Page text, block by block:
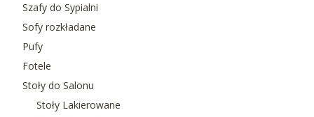
Szafy do Sypialni
Sofy rozkładane
Pufy
Fotele
Stoły do Salonu
Stoły Lakierowane